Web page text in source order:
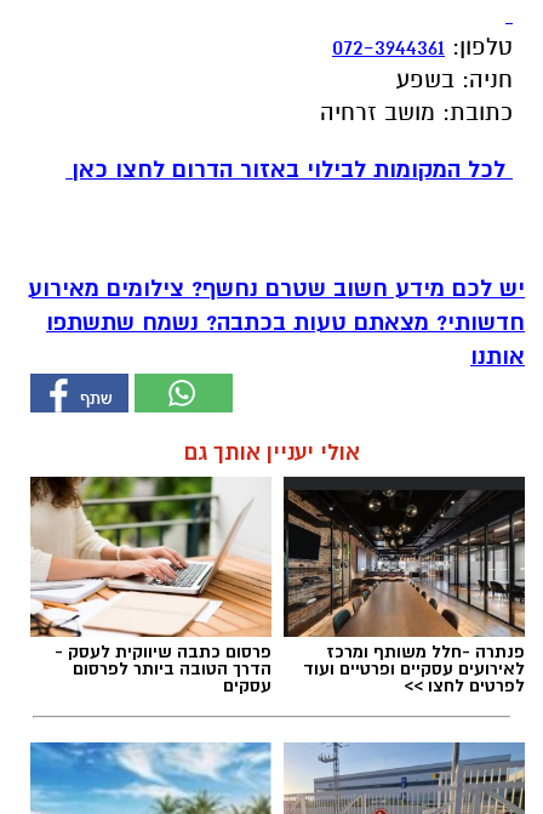
טלפון:
072-3944361
חניה: בשפע
כתובת: מושב זרחיה
לכל המקומות לבילוי באזור הדרום לחצו כאן
יש לכם מידע חשוב שטרם נחשף? צילומים מאירוע
חדשותי? מצאתם טעות בכתבה? נשמח שתשתפו
אותנו
אולי יעניין אותך גם
פנתרה -חלל משותף ומרכז
לאירועים עסקיים ופרטיים ועוד
לפרטים לחצו >>
פרסום כתבה שיווקית לעסק -
הדרך הטובה ביותר לפרסום
עסקים